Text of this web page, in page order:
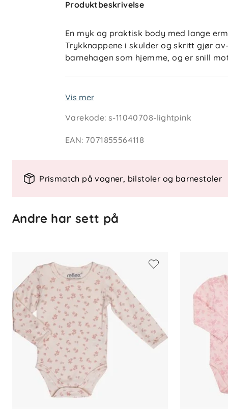
Produktbeskrivelse
En myk og praktisk body med lange
Trykknappene i skulder og skritt gjør
barnehagen som hjemme, og er snill
Egenskaper og vedlikehold
Sertifiseringer: GOTS og Økotex
Vaskeanvisning: Maskinvask 30
levetiden, reduserer energiforbruk og
Vis mer
Varekode:s-11040708-lightpink
EAN: 7071855564118
Prismatch på vogner, bilstoler og barnestoler
Andre har sett på